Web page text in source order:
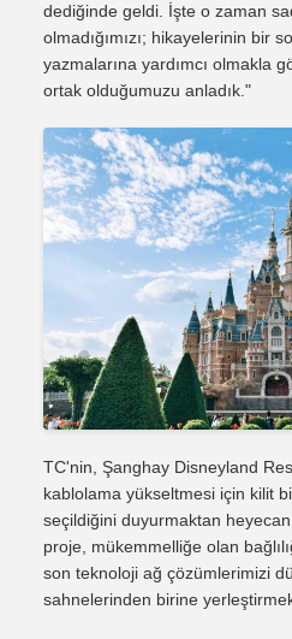
dediğinde geldi. İşte o zaman
olmadığımızı; hikayelerinin bir
yazmalarına yardımcı olmakla
ortak olduğumuzu anladık."
TC'nin, Şanghay Disneyland
kablolama yükseltmesi için kilit
seçildiğini duyurmaktan
proje, mükemmelliğe olan
son teknoloji ağ çözümlerimizi
sahnelerinden birine